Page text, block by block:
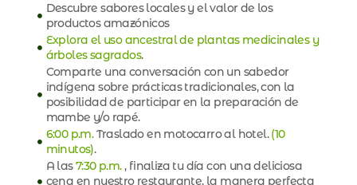
Descubre sabores locales y el valor de los
productos amazónicos
Explora el uso ancestral de plantas medicinales y
árboles sagrados.
Comparte una conversación con un sabedor
indígena sobre prácticas tradicionales, con la
posibilidad de participar en la preparación de
mambe y/o rapé.
6:00 p.m.Traslado en motocarro al hotel.(10
minutos).
A las7:30 p.m., finaliza tu día con una deliciosa
cena en nuestro restaurante, la manera perfecta